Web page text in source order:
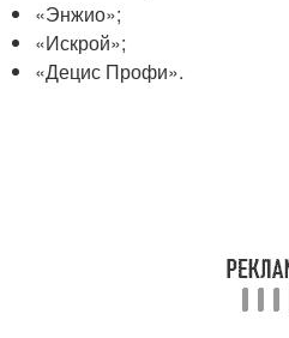
«Энжио»;
«Искрой»;
«Децис Профи».